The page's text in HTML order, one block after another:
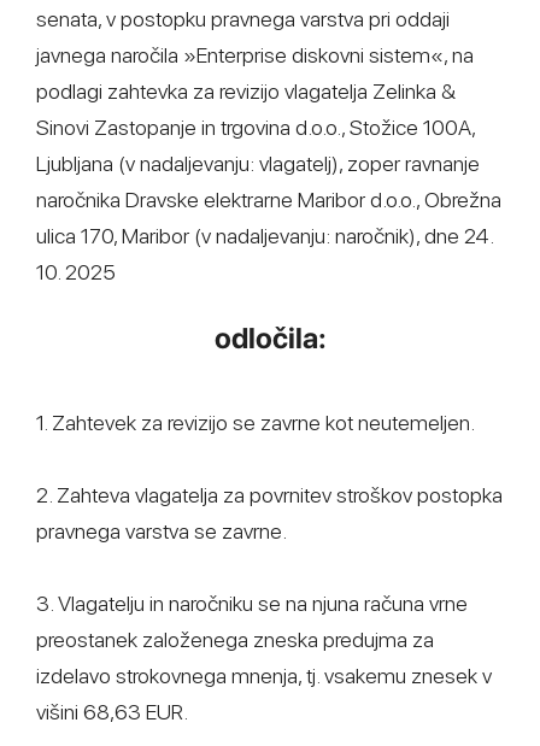
senata, v postopku pravnega varstva pri oddaji
javnega naročila »Enterprise diskovni sistem«, na
podlagi zahtevka za revizijo vlagatelja Zelinka &
Sinovi Zastopanje in trgovina d.o.o., Stožice 100A,
Ljubljana (v nadaljevanju: vlagatelj), zoper ravnanje
naročnika Dravske elektrarne Maribor d.o.o., Obrežna
ulica 170, Maribor (v nadaljevanju: naročnik), dne 24.
10. 2025
odločila:
1. Zahtevek za revizijo se zavrne kot neutemeljen.
2. Zahteva vlagatelja za povrnitev stroškov postopka
pravnega varstva se zavrne.
3. Vlagatelju in naročniku se na njuna računa vrne
preostanek založenega zneska predujma za
izdelavo strokovnega mnenja, tj. vsakemu znesek v
višini 68,63 EUR.